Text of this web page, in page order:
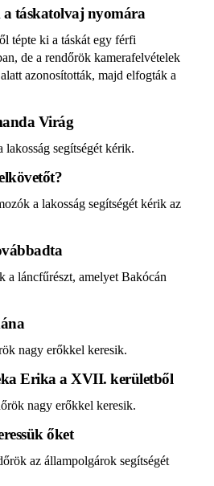
a táskatolvaj nyomára
tépte ki a táskát egy férfi
de a rendőrök kamerafelvételek
azonosították, majd elfogták a
Virág
segítségét kérik.
a lakosság segítségét kérik az
a láncfűrészt, amelyet Bakócán
nagy erőkkel keresik.
Erika a XVII. kerületből
nagy erőkkel keresik.
őket
az állampolgárok segítségét